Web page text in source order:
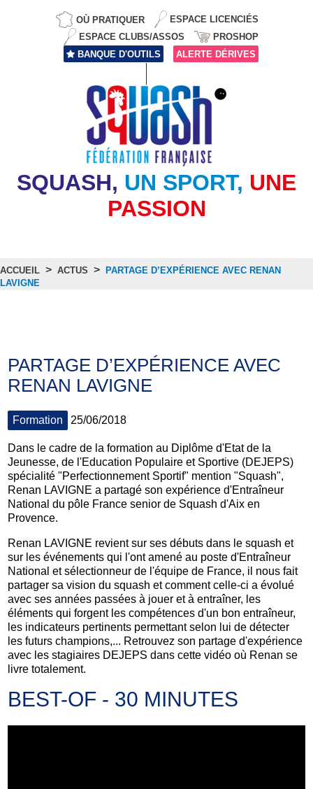
OÙ PRATIQUER
ESPACE LICENCIÉS
ESPACE CLUBS/ASSOS
PROSHOP
BANQUE D'OUTILS
ALERTE DÉRIVES
SQUASH, UN SPORT, UNE
PASSION
ACCUEIL > ACTUS > PARTAGE D’EXPÉRIENCE AVEC RENAN
LAVIGNE
PARTAGE D’EXPÉRIENCE AVEC
RENAN LAVIGNE
Formation 25/06/2018
Dans le cadre de la formation au Diplôme d'Etat de la
Jeunesse, de l'Education Populaire et Sportive (DEJEPS)
spécialité "Perfectionnement Sportif" mention "Squash",
Renan LAVIGNE a partagé son expérience d'Entraîneur
National du pôle France senior de Squash d'Aix en
Provence.
Renan LAVIGNE revient sur ses débuts dans le squash et
sur les événements qui l'ont amené au poste d'Entraîneur
National et sélectionneur de l'équipe de France, il nous fait
partager sa vision du squash et comment celle-ci a évolué
avec ses années passées à jouer et à entraîner, les
éléments qui forgent les compétences d'un bon entraîneur,
les indicateurs pertinents permettant selon lui de détecter
les futurs champions,... Retrouvez son partage d'expérience
avec les stagiaires DEJEPS dans cette vidéo où Renan se
livre totalement.
BEST-OF - 30 MINUTES